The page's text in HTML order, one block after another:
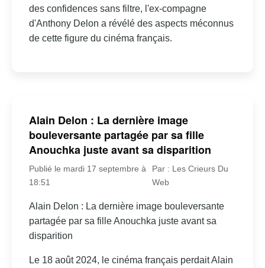
des confidences sans filtre, l'ex-compagne
d'Anthony Delon a révélé des aspects méconnus
de cette figure du cinéma français.
Alain Delon : La dernière image
bouleversante partagée par sa fille
Anouchka juste avant sa disparition
Publié le mardi 17 septembre à
18:51
Par : Les Crieurs Du
Web
Alain Delon : La dernière image bouleversante
partagée par sa fille Anouchka juste avant sa
disparition
Le 18 août 2024, le cinéma français perdait Alain